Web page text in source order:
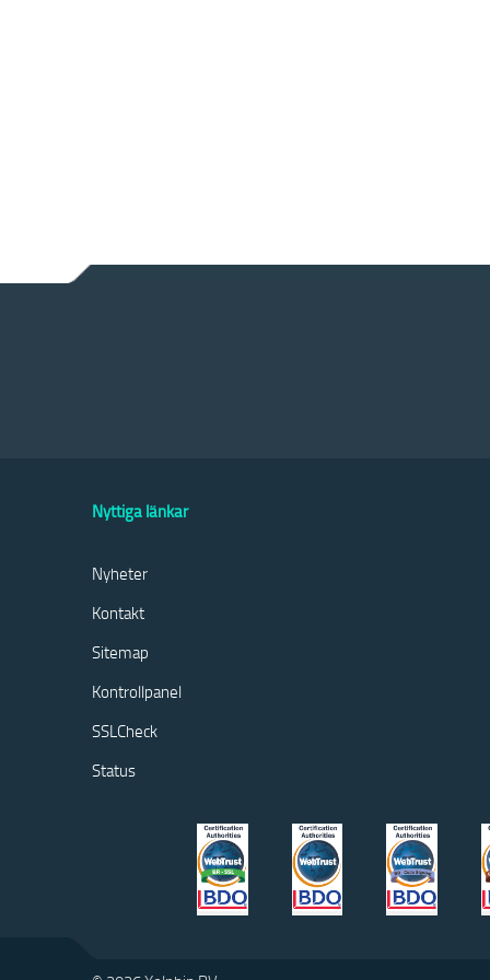
Nyttiga länkar
Nyheter
Kontakt
Sitemap
Kontrollpanel
SSLCheck
Status